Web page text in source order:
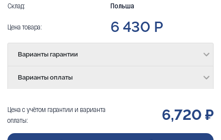
Склад:
Польша
Цена товара: 6 430 Р
Варианты гарантии
Варианты оплаты
Цена с учётом гарантии и варианта
оплаты:
6,720 ₽